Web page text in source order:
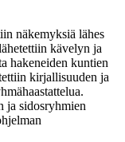
näkemyksiä lähes
kävelyn ja
hakeneiden kuntien
kirjallisuuden ja
ja sidosryhmien